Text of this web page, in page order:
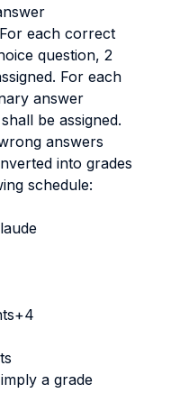
each correct
question, 2
For each
answer
be assigned.
answers
into grades
schedule:
a grade